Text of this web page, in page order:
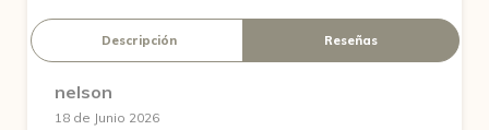
Descripción Reseñas
nelson
18 de Junio 2026